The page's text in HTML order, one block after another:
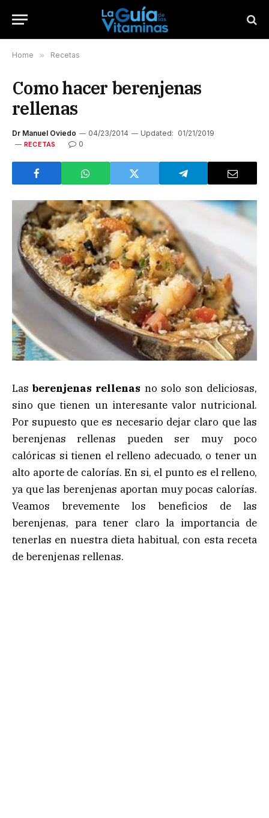
Home » Recetas
Como hacer berenjenas
rellenas
Dr Manuel Oviedo 04/23/2014 Updated: 01/21/2019
RECETAS 0
Lasberenjenas rellenas no solo son deliciosas,
sino que tienen un interesante valor nutricional.
Por supuesto que es necesario dejar claro que las
berenjenas rellenas pueden ser muy poco
calóricas si tienen el relleno adecuado, o tener un
alto aporte de calorías. En si, el punto es el relleno,
ya que las berenjenas aportan muy pocas calorías.
Veamos brevemente los beneficios de las
berenjenas, para tener claro la importancia de
tenerlas en nuestra dieta habitual, con esta receta
de berenjenas rellenas.